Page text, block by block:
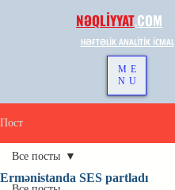
NƏQLİYYAT.COM
HƏFTƏLİK ANALİTİK İCMAL
ME
NU
Пост
Все посты
Ermənistanda SES partladı